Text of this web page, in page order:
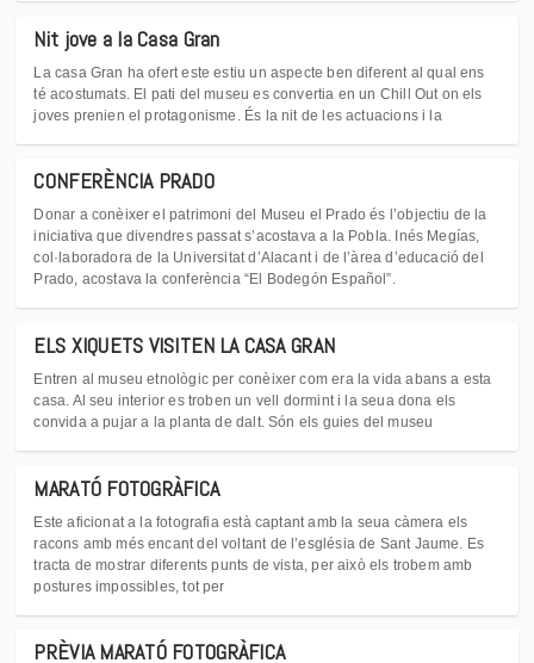
Nit jove a la Casa Gran
La casa Gran ha ofert este estiu un aspecte ben diferent al qual ens
té acostumats. El pati del museu es convertia en un Chill Out on els
joves prenien el protagonisme. És la nit de les actuacions i la
CONFERÈNCIA PRADO
Donar a conèixer el patrimoni del Museu el Prado és l’objectiu de la
iniciativa que divendres passat s’acostava a la Pobla. Inés Megías,
col·laboradora de la Universitat d’Alacant i de l’àrea d’educació del
Prado, acostava la conferència “El Bodegón Español”.
ELS XIQUETS VISITEN LA CASA GRAN
Entren al museu etnològic per conèixer com era la vida abans a esta
casa. Al seu interior es troben un vell dormint i la seua dona els
convida a pujar a la planta de dalt. Són els guies del museu
MARATÓ FOTOGRÀFICA
Este aficionat a la fotografia està captant amb la seua càmera els
racons amb més encant del voltant de l’església de Sant Jaume. Es
tracta de mostrar diferents punts de vista, per això els trobem amb
postures impossibles, tot per
PRÈVIA MARATÓ FOTOGRÀFICA